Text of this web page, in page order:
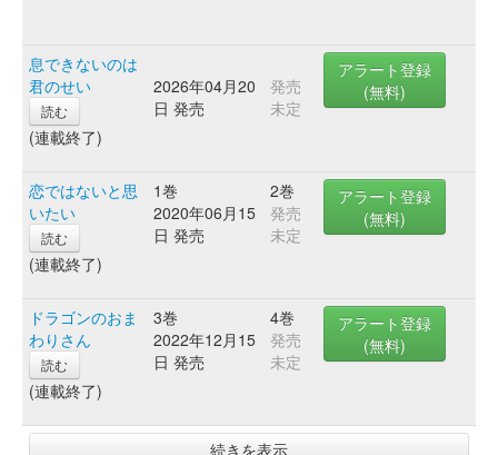
息できないのは
君のせい
読む
(連載終了)
2026年04月20
日 発売
発売
未定
アラート登録
(無料)
恋ではないと思
いたい
読む
(連載終了)
1巻
2020年06月15
日 発売
2巻
発売
未定
アラート登録
(無料)
ドラゴンのおま
わりさん
読む
(連載終了)
3巻
2022年12月15
日 発売
4巻
発売
未定
アラート登録
(無料)
続きを表示